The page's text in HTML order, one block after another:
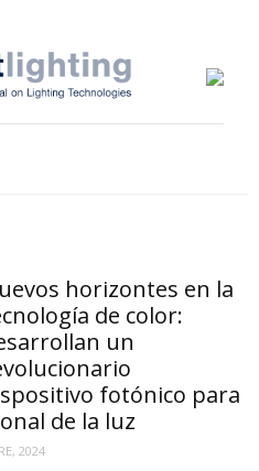
horizontes en la
de color:
un
fotónico para
de la luz
2024